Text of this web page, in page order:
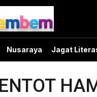
Nusaraya Jagat